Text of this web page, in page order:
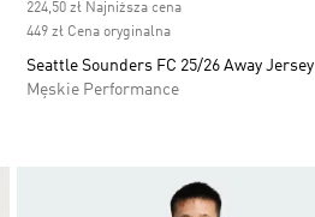
224,50 zł Najniższa cena
449 zł Cena oryginalna
Seattle Sounders FC 25/26 Away Jersey
Męskie Performance